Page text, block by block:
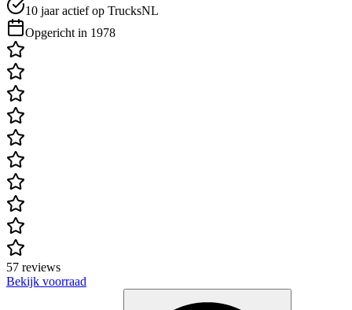
10 jaar actief op TrucksNL
Opgericht in 1978
57 reviews
Bekijk voorraad